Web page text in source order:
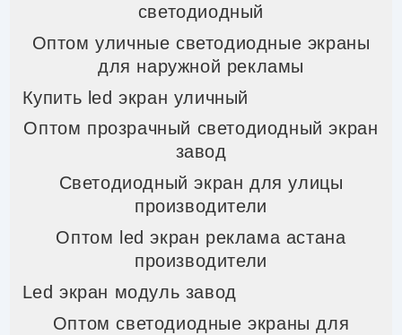
светодиодный
Оптом уличные светодиодные экраны
для наружной рекламы
Купить led экран уличный
Оптом прозрачный светодиодный экран
завод
Светодиодный экран для улицы
производители
Оптом led экран реклама астана
производители
Led экран модуль завод
Оптом светодиодные экраны для